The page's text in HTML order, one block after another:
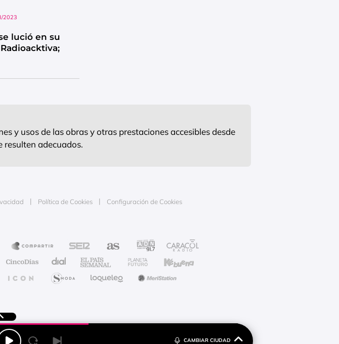
2023
lució en su
y usos de las obras y otras prestaciones accesibles desde
resulten adecuados.
Política de Cookies Configuración de Cookies
CAMBIAR CIUDAD